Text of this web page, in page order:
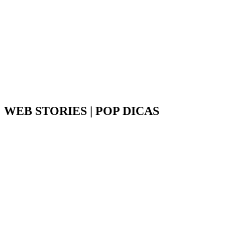
WEB STORIES | POP DICAS